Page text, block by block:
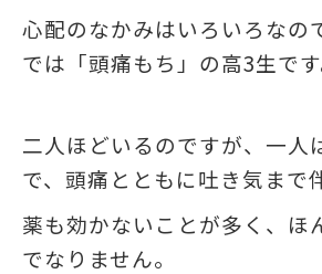
心配のなかみはいろいろなの
では「頭痛もち」の高3生です
二人ほどいるのですが、一人
で、頭痛とともに吐き気まで
薬も効かないことが多く、ほ
でなりません。